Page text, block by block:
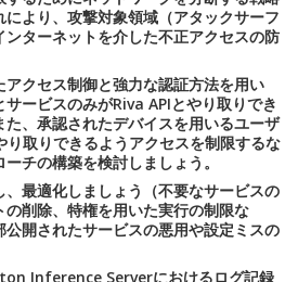
より、攻撃対象領域（アタックサーフ
ンターネットを介した不正アクセスの防
クセス制御と強力な認証方法を用い
ービスのみがRiva APIとやり取りでき
、承認されたデバイスを用いるユーザ
り取りできるようアクセスを制限するな
チの構築を検討しましょう。
、最適化しましょう（不要なサービスの
削除、特権を用いた実行の制限な
公開されたサービスの悪用や設定ミスの
Inference Serverにおけるログ記録